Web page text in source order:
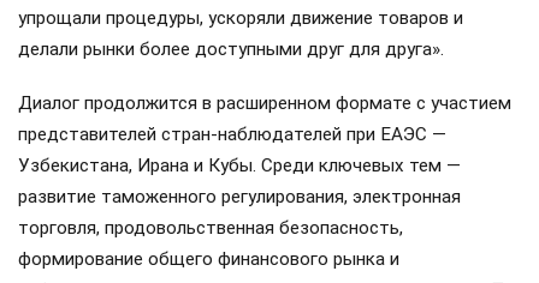
упрощали процедуры, ускоряли движение товаров и
делали рынки более доступными друг для друга».
Диалог продолжится в расширенном формате с участием
представителей стран-наблюдателей при ЕАЭС —
Узбекистана, Ирана и Кубы. Среди ключевых тем —
развитие таможенного регулирования, электронная
торговля, продовольственная безопасность,
формирование общего финансового рынка и